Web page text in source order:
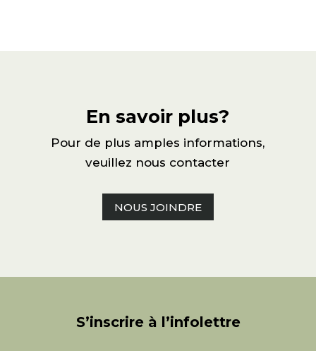
En savoir plus?
Pour de plus amples informations,
veuillez nous contacter
NOUS JOINDRE
S’inscrire à l’infolettre